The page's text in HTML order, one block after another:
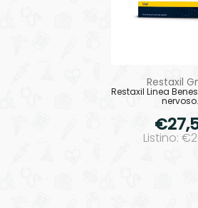
Restaxil
Restaxil Linea
Listino: